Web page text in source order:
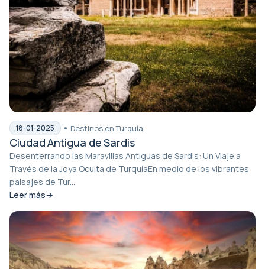
18-01-2025 Destinos en Turquía
Ciudad Antigua de Sardis
Desenterrando las Maravillas Antiguas de Sardis: Un Viaje a
Través de la Joya Oculta de TurquíaEn medio de los vibrantes
paisajes de Tur...
Leer más